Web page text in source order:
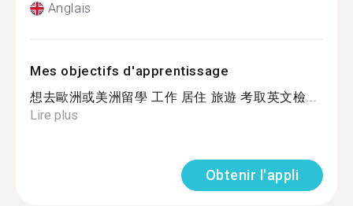
Anglais
Mes objectifs d'apprentissage
想去歐洲或美洲留學 工作 居住 旅遊 考取英文檢...
Lire plus
Obtenir l'appli